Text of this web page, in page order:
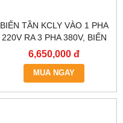
BIẾN TẦN KCLY VÀO 1 PHA
220V RA 3 PHA 380V, BIẾN
TẦN KCLY KOC600-
7R5GT3-B
6,650,000 đ
MUA NGAY